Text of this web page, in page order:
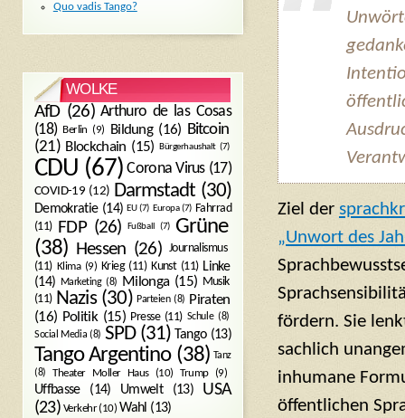
Ziel der
„Unwort des
fördern. Sie
sachlich
inhumane
öffentlichen
Quo vadis Tango?
WOLKE
AfD(26) Arthuro de las Cosas
(18) Berlin (9) Bildung(16) Bitcoin
(21) Blockchain (15) Bürgerhaushalt (7)
CDU (67) Corona Virus(17)
COVID-19 (12) Darmstadt (30)
Demokratie(14) EU(7) Europa(7) Fahrrad
(11)
FDP(26) Fußball (7)
Grüne
(38) Hessen (26) Journalismus
(11) Klima(9) Krieg(11) Kunst(11) Linke
(14) Marketing(8) Milonga(15) Musik
(11) Nazis(30) Parteien(8) Piraten
(16) Politik(15) Presse(11) Schule(8)
Social Media (8) SPD(31) Tango(13)
Tango Argentino(38) Tanz
(8)
Theater Moller Haus(10) Trump(9)
Uffbasse(14) Umwelt(13)
USA
(23) Verkehr(10) Wahl (13)